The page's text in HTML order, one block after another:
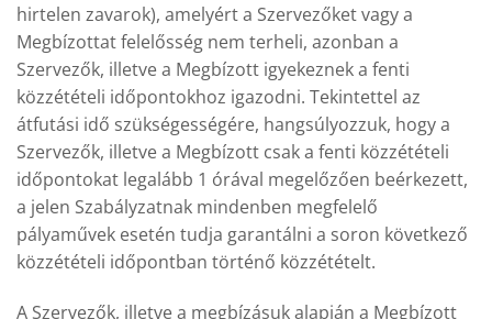
hirtelen zavarok), amelyért a Szervezőket vagy a
Megbízottat felelősség nem terheli, azonban a
Szervezők, illetve a Megbízott igyekeznek a fenti
közzétételi időpontokhoz igazodni. Tekintettel az
átfutási idő szükségességére, hangsúlyozzuk, hogy a
Szervezők, illetve a Megbízott csak a fenti közzétételi
időpontokat legalább 1 órával megelőzően beérkezett,
a jelen Szabályzatnak mindenben megfelelő
pályaművek esetén tudja garantálni a soron következő
közzétételi időpontban történő közzétételt.
A Szervezők, illetve a megbízásuk alapján a Megbízott